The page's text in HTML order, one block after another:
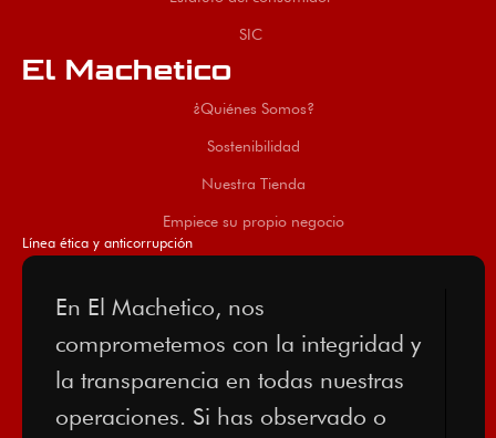
SIC
El Machetico
¿Quiénes Somos?
Sostenibilidad
Nuestra Tienda
Empiece su propio negocio
Línea ética y anticorrupción
En El Machetico, nos
comprometemos con la integridad y
la transparencia en todas nuestras
operaciones. Si has observado o